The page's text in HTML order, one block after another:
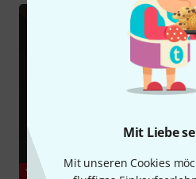
Mit Liebe
Mit unseren Cookies
YOUTUBE